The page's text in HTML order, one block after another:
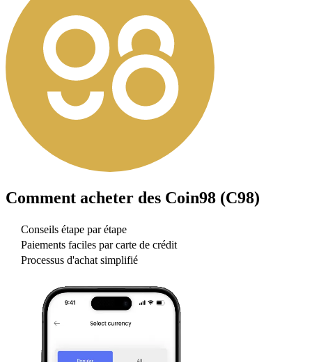
Comment acheter des Coin98 (C98)
Conseils étape par étape
Paiements faciles par carte de crédit
Processus d'achat simplifié